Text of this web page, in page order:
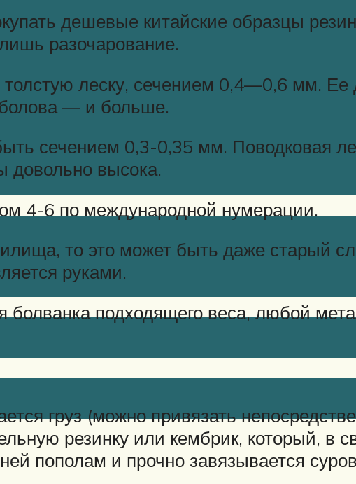
дешевые китайские образцы
разочарование.
леску, сечением 0,4—0,6 мм.
— и больше.
сечением 0,3-0,35 мм. Поводковая
довольно высока.
4-6 по международной нумерации.
то это может быть даже старый
руками.
болванка подходящего веса, любой
груз (можно привязать
резинку или кембрик, который, в
пополам и прочно завязывается